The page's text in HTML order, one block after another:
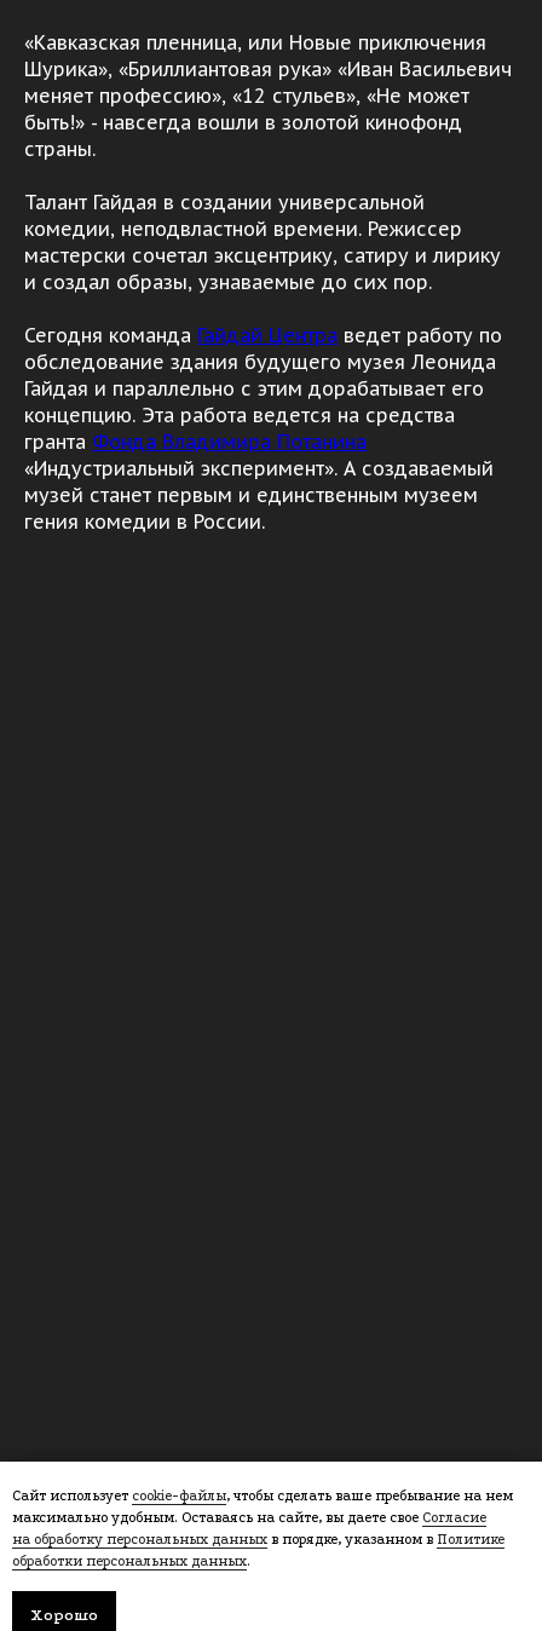
«Кавказская пленница, или Новые приключения
Шурика», «Бриллиантовая рука» «Иван Васильевич
меняет профессию», «12 стульев», «Не может
быть!» - навсегда вошли в золотой кинофонд
страны.
Талант Гайдая в создании универсальной
комедии, неподвластной времени. Режиссер
мастерски сочетал эксцентрику, сатиру и лирику
и создал образы, узнаваемые до сих пор.
Сегодня команда Гайдай Центра ведет работу по
обследование здания будущего музея Леонида
Гайдая и параллельно с этим дорабатывает его
концепцию. Эта работа ведется на средства
гранта Фонда Владимира Потанина
«Индустриальный эксперимент». А создаваемый
музей станет первым и единственным музеем
гения комедии в России.
Сайт использует cookie-файлы, чтобы сделать ваше пребывание на нем
максимально удобным. Оставаясь на сайте, вы даете свое Согласие
на обработку персональных данных в порядке, указанном в Политике
обработки персональных данных.
Хорошо